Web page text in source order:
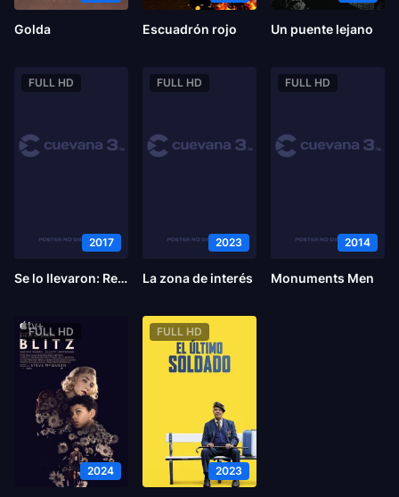
Golda Escuadrón rojo Un puente lejano
FULL HD
2017
Se lo llevaron: Recuerdos de una niña de Camboya
FULL HD
2023
La zona de interés
FULL HD
2014
Monuments Men
FULL HD
2024
FULL HD
2023